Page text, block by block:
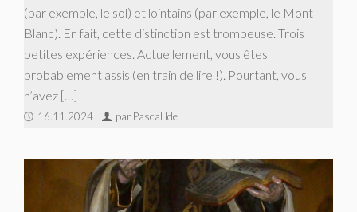
(par exemple, le sol) et lointains (par exemple, le Mont
Blanc). En fait, cette distinction est trompeuse. Trois
petites expériences. Actuellement, vous êtes
probablement assis (en train de lire !). Pourtant, vous
n’avez […]
16.11.2024 par Pascal Ide